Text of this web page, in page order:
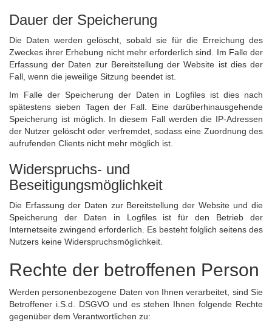
Dauer der Speicherung
Die Daten werden gelöscht, sobald sie für die Erreichung des
Zweckes ihrer Erhebung nicht mehr erforderlich sind. Im Falle der
Erfassung der Daten zur Bereitstellung der Website ist dies der
Fall, wenn die jeweilige Sitzung beendet ist.
Im Falle der Speicherung der Daten in Logfiles ist dies nach
spätestens sieben Tagen der Fall. Eine darüberhinausgehende
Speicherung ist möglich. In diesem Fall werden die IP-Adressen
der Nutzer gelöscht oder verfremdet, sodass eine Zuordnung des
aufrufenden Clients nicht mehr möglich ist.
Widerspruchs- und
Beseitigungsmöglichkeit
Die Erfassung der Daten zur Bereitstellung der Website und die
Speicherung der Daten in Logfiles ist für den Betrieb der
Internetseite zwingend erforderlich. Es besteht folglich seitens des
Nutzers keine Widerspruchsmöglichkeit.
Rechte der betroffenen Person
Werden personenbezogene Daten von Ihnen verarbeitet, sind Sie
Betroffener i.S.d. DSGVO und es stehen Ihnen folgende Rechte
gegenüber dem Verantwortlichen zu: